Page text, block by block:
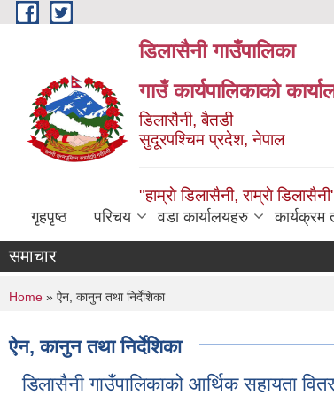
Skip to main content
डिलासैनी गाउँपालिका
गाउँ कार्यपालिकाको
डिलासैनी, बैतडी
सुदूरपश्चिम प्रदेश, नेपाल
"हाम्राे डिलासैनी, राम्राे
गृहपृष्ठ परिचय वडा कार्यालयहरु कार्यक्रम
समाचार
You are here
Home » ऐन, कानुन तथा निर्देशिका
ऐन, कानुन तथा निर्देशिका
डिलासैनी गाउँपालिकाको आर्थिक सहायता